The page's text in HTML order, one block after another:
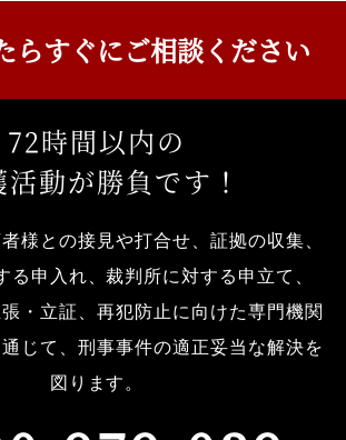
らすぐにご相談ください
72時間以内の
活動が勝負です！
様との接見や打合せ、証拠の収集、
る申入れ、裁判所に対する申立て、
・立証、再犯防止に向けた専門機関
じて、刑事事件の適正妥当な解決を
図ります。